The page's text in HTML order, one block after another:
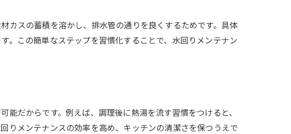
カスの蓄積を溶かし、排水管の通りを良くするためです。具体
。この簡単なステップを習慣化することで、水回りメンテナン
だからです。例えば、調理後に熱湯を流す習慣をつけると、
りメンテナンスの効率を高め、キッチンの清潔さを保つうえで